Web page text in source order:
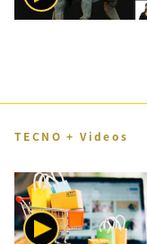
TECNO + Videos